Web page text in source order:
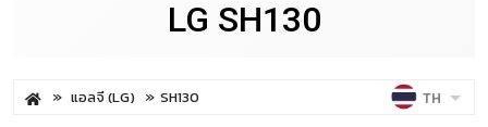
LG SH130
แอลจี (LG) SH130 TH